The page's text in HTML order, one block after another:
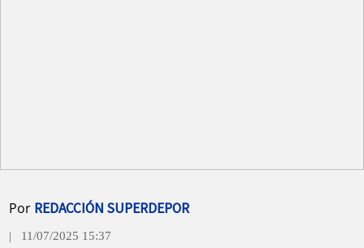
Por REDACCIÓN SUPERDEPOR
| 11/07/2025 15:37